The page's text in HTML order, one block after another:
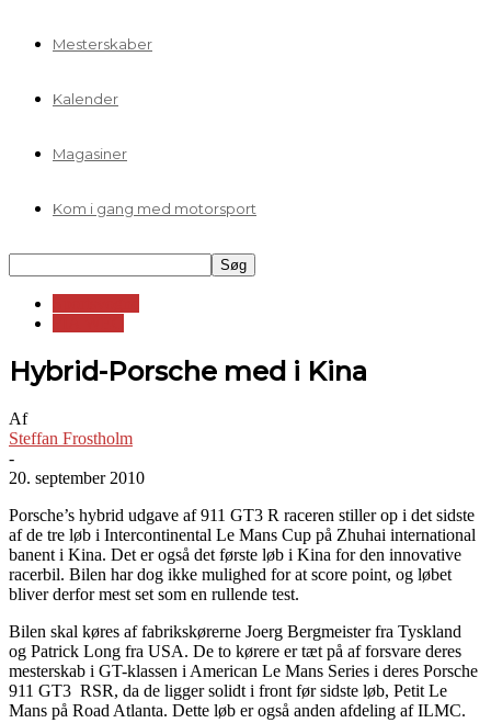
Mesterskaber
Kalender
Magasiner
Kom i gang med motorsport
Hybrid-Porsche med i Kina
Af
Steffan Frostholm
-
20. september 2010
Porsche’s hybrid udgave af 911 GT3 R raceren stiller op i det sidste
af de tre løb i Intercontinental Le Mans Cup på Zhuhai international
banent i Kina. Det er også det første løb i Kina for den innovative
racerbil. Bilen har dog ikke mulighed for at score point, og løbet
bliver derfor mest set som en rullende test.
Bilen skal køres af fabrikskørerne Joerg Bergmeister fra Tyskland
og Patrick Long fra USA. De to kørere er tæt på af forsvare deres
mesterskab i GT-klassen i American Le Mans Series i deres Porsche
911 GT3 RSR, da de ligger solidt i front før sidste løb, Petit Le
Mans på Road Atlanta. Dette løb er også anden afdeling af ILMC.